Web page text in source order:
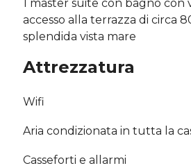
1 master suite con bagno con
accesso alla terrazza di circa
splendida vista mare
Attrezzatura
Wifi
Aria condizionata in tutta la
Casseforti e allarmi